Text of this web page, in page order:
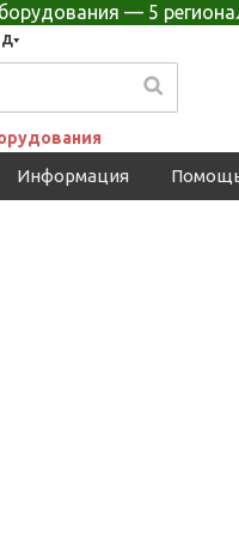
— 5
Информация